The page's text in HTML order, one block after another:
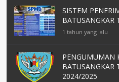
SISTEM
BATUSANGKAR
1 tahun yang lalu
PENGUMUMAN
BATUSANGKAR
2024/2025